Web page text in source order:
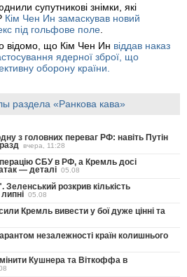
супутникові знімки, які
Кім Чен Ин замаскував новий
під гольфове поле
відомо, що Кім Чен Ин віддав наказ
ядерної зброї, що
оборону країни.
раздела «Ранкова кава»
з головних переваг РФ: навіть Путін
вчера, 11:28
СБУ в РФ, а Кремль досі
— деталі 05.08
розкрив кількість
05.08
Кремль вивести у бої дуже цінні та
незалежності країн колишнього
Кушнера та Віткоффа в